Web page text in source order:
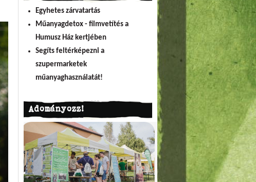
Egyhetes zárvatartás
Műanyagdetox - filmvetítés a
Humusz Ház kertjében
Segíts feltérképezni a
szupermarketek
műanyaghasználatát!
Adományozz!